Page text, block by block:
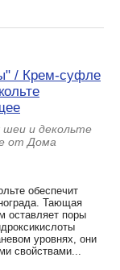
/ Крем-суфле
шеи и декольте
от Дома
обеспечит
Тающая
оставляет поры
уровнях, они
свойствами...